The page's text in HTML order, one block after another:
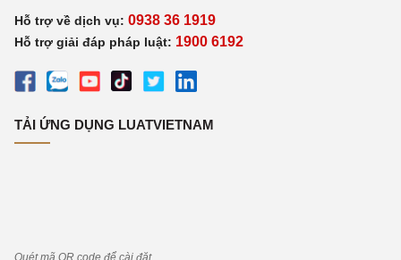
Hỗ trợ về dịch vụ: 0938 36 1919
Hỗ trợ giải đáp pháp luật: 1900 6192
TẢI ỨNG DỤNG LUATVIETNAM
Quét mã QR code để cài đặt